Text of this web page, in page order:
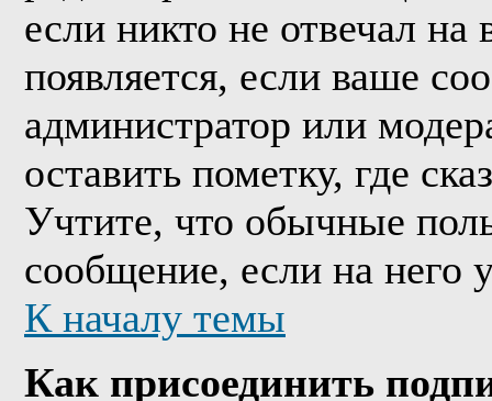
если никто не отвечал
появляется, если ваше
администратор или
оставить пометку, где
Учтите, что обычные
сообщение, если на него
К началу темы
Как присоединить